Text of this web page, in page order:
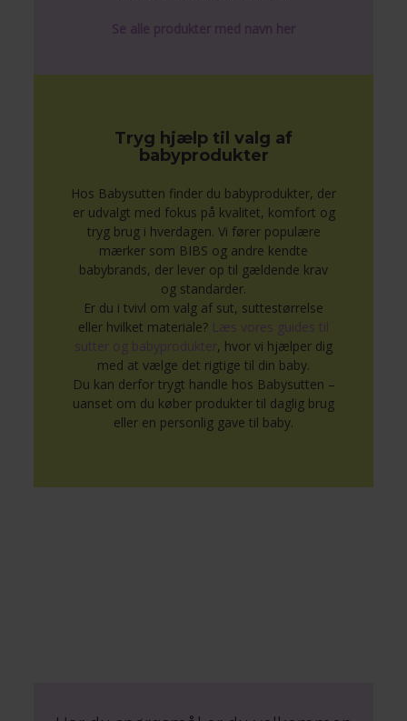
Se alle produkter med navn her
Tryg hjælp til valg af
babyprodukter
Hos Babysutten finder du babyprodukter, der
er udvalgt med fokus på kvalitet, komfort og
tryg brug i hverdagen. Vi fører populære
mærker som BIBS og andre kendte
babybrands, der lever op til gældende krav
og standarder.
Er du i tvivl om valg af sut, suttestørrelse
eller hvilket materiale? Læs vores guides til
sutter og babyprodukter, hvor vi hjælper dig
med at vælge det rigtige til din baby.
Du kan derfor trygt handle hos Babysutten –
uanset om du køber produkter til daglig brug
eller en personlig gave til baby.